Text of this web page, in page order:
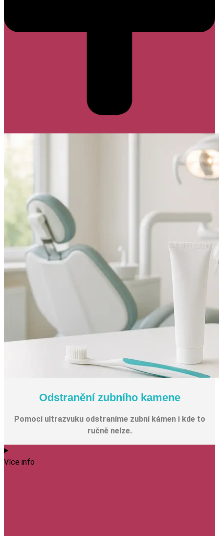
Odstranění zubního kamene
Pomocí ultrazvuku odstraníme zubní kámen i kde to
ručně nelze.
Více info